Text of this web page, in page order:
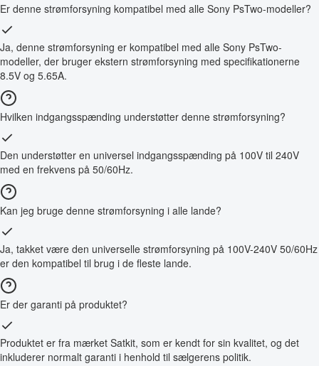
Er denne strømforsyning kompatibel med alle Sony PsTwo-modeller?
Ja, denne strømforsyning er kompatibel med alle Sony PsTwo-
modeller, der bruger ekstern strømforsyning med specifikationerne
8.5V og 5.65A.
Hvilken indgangsspænding understøtter denne strømforsyning?
Den understøtter en universel indgangsspænding på 100V til 240V
med en frekvens på 50/60Hz.
Kan jeg bruge denne strømforsyning i alle lande?
Ja, takket være den universelle strømforsyning på 100V-240V 50/60Hz
er den kompatibel til brug i de fleste lande.
Er der garanti på produktet?
Produktet er fra mærket Satkit, som er kendt for sin kvalitet, og det
inkluderer normalt garanti i henhold til sælgerens politik.